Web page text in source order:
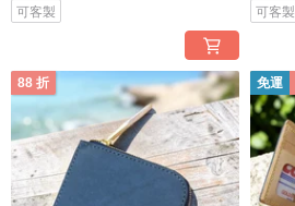
可客製 可客製
88 折 免運